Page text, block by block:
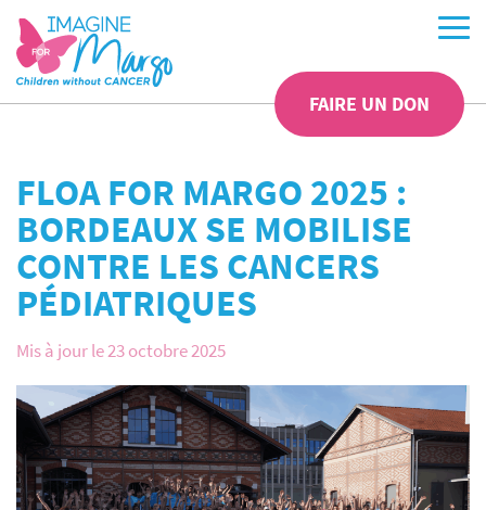
FAIRE UN DON
FLOA FOR MARGO 2025 :
BORDEAUX SE MOBILISE
CONTRE LES CANCERS
PÉDIATRIQUES
Mis à jour le 23 octobre 2025